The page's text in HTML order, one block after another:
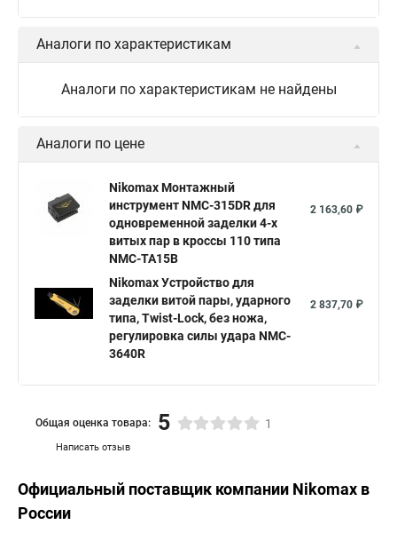
Аналоги по характеристикам
Аналоги по характеристикам не найдены
Аналоги по цене
Nikomax Монтажный
инструмент NMC-315DR для
одновременной заделки 4-х
витых пар в кроссы 110 типа
NMC-TA15B
2 163,60 ₽
Nikomax Устройство для
заделки витой пары, ударного
типа, Twist-Lock, без ножа,
регулировка силы удара NMC-
3640R
2 837,70 ₽
Написать отзыв
Общая оценка товара: 5 1
Официальный поставщик компании Nikomax в
России